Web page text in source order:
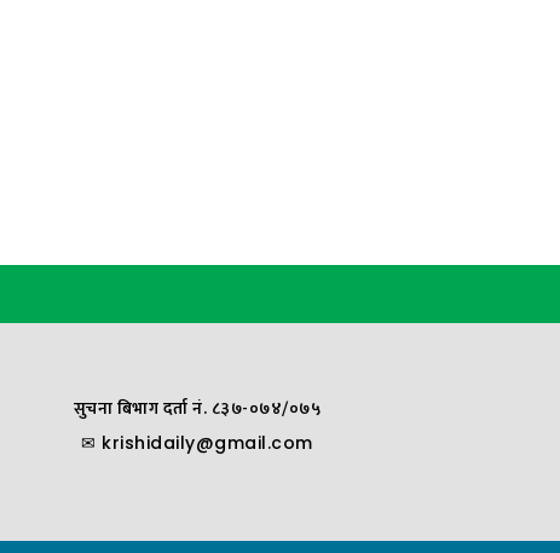
सुचना बिभाग दर्ता नं. ८३७-०७४/०७५
✉ krishidaily@gmail.com